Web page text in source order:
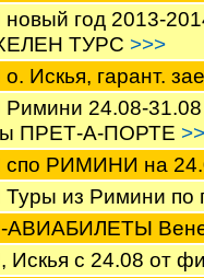
год 2013-
ТУРС >>>
Искья, гарант.
24.08-31.08
ПРЕТ-А-ПОРТЕ
РИМИНИ на
из Римини
Искья с 24.08 от